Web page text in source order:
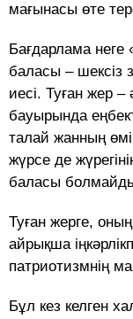
мағынасы өте
Бағдарлама
баласы – шексіз
иесі. Туған жер –
бауырында
талай жанның
жүрсе де
баласы
Туған жерге,
айрықша
патриотизмнің
Бұл кез келген